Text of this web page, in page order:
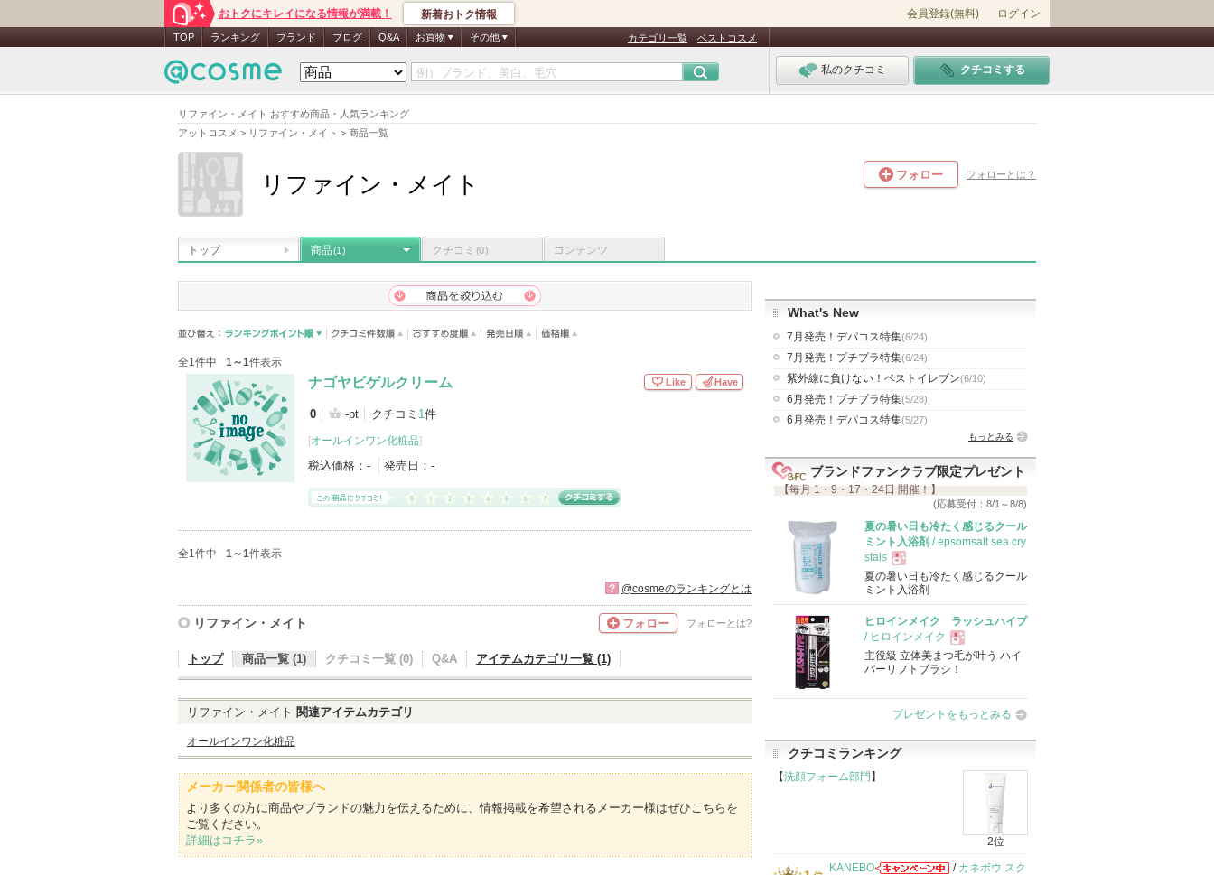
リファイン・メイト おすすめ商品・人気ランキング
アットコスメ > リファイン・メイト > 商品一覧
おトクにキレイになる情報が満載！ 新着おトク情報 会員登録(無料) ログイン
TOP ランキング ブランド ブログ Q&A お買物 その他 カテゴリ一覧 ベストコスメ
私のクチコミ クチコミする
リファイン・メイト フォロー フォローとは？
トップ 商品(1) クチコミ (0) コンテンツ
全1件中 1～1件表示
ナゴヤビゲルクリーム
0 -pt クチコミ 1件
[オールインワン化粧品]
税込価格： - 発売日： -
Like Have
全1件中 1～1件表示
? @cosmeのランキングとは
リファイン・メイト フォロー フォローとは?
トップ 商品一覧 (1) クチコミ一覧 (0) Q&A アイテムカテゴリ一覧 (1)
リファイン・メイト 関連アイテムカテゴリ
オールインワン化粧品
メーカー関係者の皆様へ
より多くの方に商品やブランドの魅力を伝えるために、情報掲載を希望されるメーカー様はぜひこちらを
ご覧ください。
詳細はコチラ»
What's New
7月発売！デパコス特集(6/24)
7月発売！プチプラ特集(6/24)
紫外線に負けない！ベストイレブン(6/10)
6月発売！プチプラ特集(5/28)
6月発売！デパコス特集(5/27)
もっとみる
ブランドファンクラブ限定プレゼント
【毎月 1・9・17・24日 開催！】
(応募受付：8/1～8/8)
夏の暑い日も冷たく感じるクール
ミント入浴剤 / epsomsalt sea cry
stals
現
品
夏の暑い日も冷たく感じるクール
ミント入浴剤
ヒロインメイク ラッシュハイプ
/ ヒロインメイク
現
品
主役級 立体美まつ毛が叶う ハイ
パーリフトブラシ！
プレゼントをもっとみる
クチコミランキング
【洗顔フォーム部門 】
2位
KANEBO / カネボウ スク